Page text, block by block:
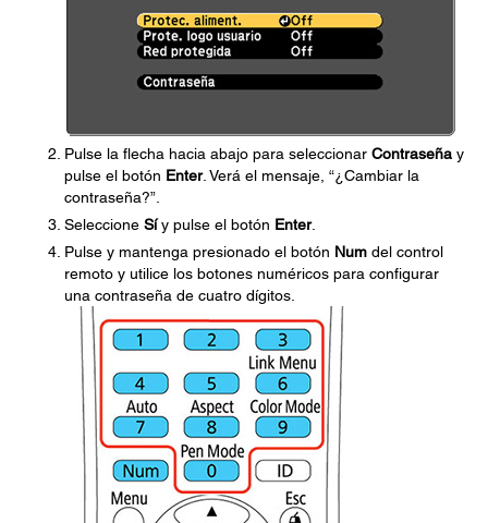
Pulse la flecha hacia abajo para seleccionar Contraseña y
pulse el botón Enter. Verá el mensaje, “¿Cambiar la
contraseña?”.
Seleccione Síy pulse el botón Enter.
Pulse y mantenga presionado el botón Num del control
remoto y utilice los botones numéricos para configurar
una contraseña de cuatro dígitos.